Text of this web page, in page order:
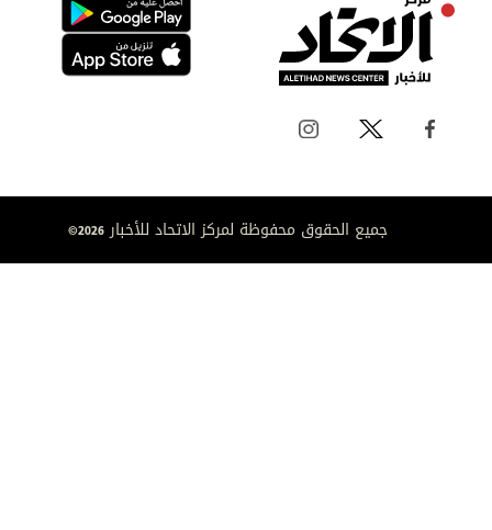
جميع الحقوق محفوظة لمركز الاتحاد للأخبار 2026©